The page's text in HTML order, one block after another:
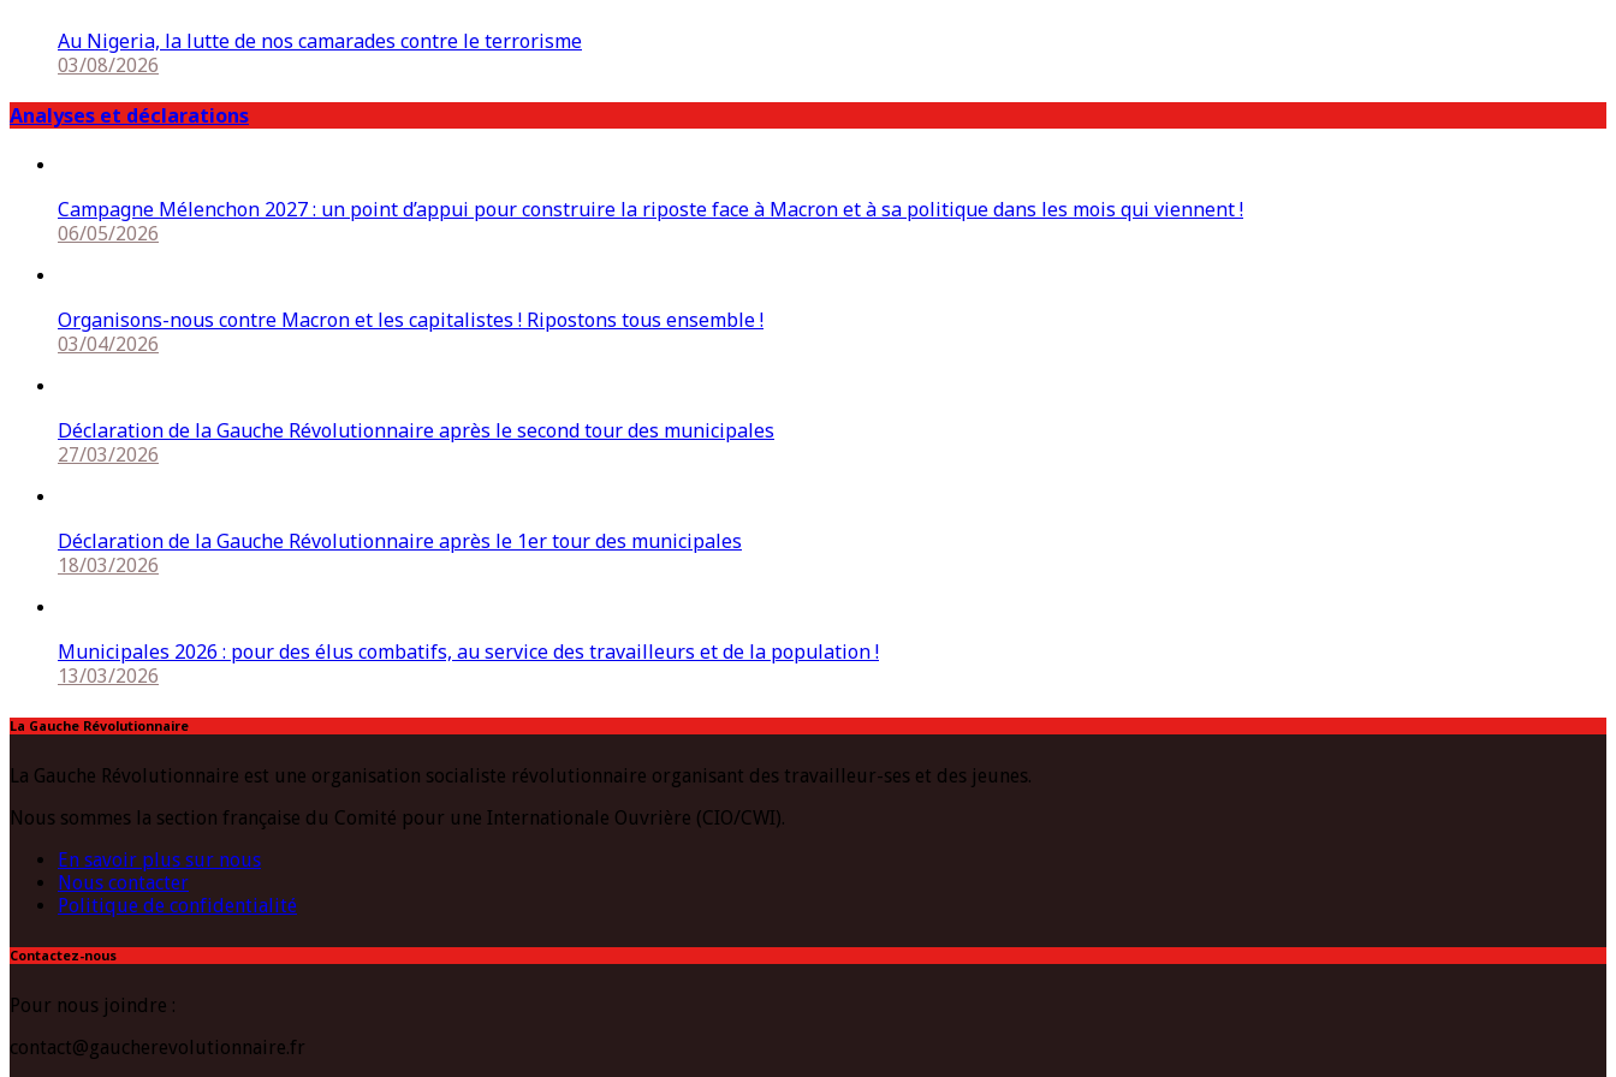
Au Nigeria, la lutte de nos camarades contre le terrorisme
03/08/2026
Analyses et déclarations
Campagne Mélenchon 2027 : un point d’appui pour construire la riposte face à Macron et à sa politique dans les mois qui viennent !
06/05/2026
Organisons-nous contre Macron et les capitalistes ! Ripostons tous ensemble !
03/04/2026
Déclaration de la Gauche Révolutionnaire après le second tour des municipales
27/03/2026
Déclaration de la Gauche Révolutionnaire après le 1er tour des municipales
18/03/2026
Municipales 2026 : pour des élus combatifs, au service des travailleurs et de la population !
13/03/2026
La Gauche Révolutionnaire
La Gauche Révolutionnaire est une organisation socialiste révolutionnaire organisant des travailleur-ses et des jeunes.
Nous sommes la section française du Comité pour une Internationale Ouvrière (CIO/CWI).
En savoir plus sur nous
Nous contacter
Politique de confidentialité
Contactez-nous
Pour nous joindre :
contact@gaucherevolutionnaire.fr